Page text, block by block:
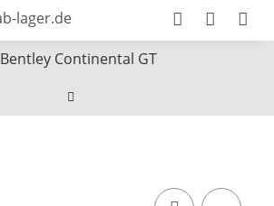
Bentley Continental GT